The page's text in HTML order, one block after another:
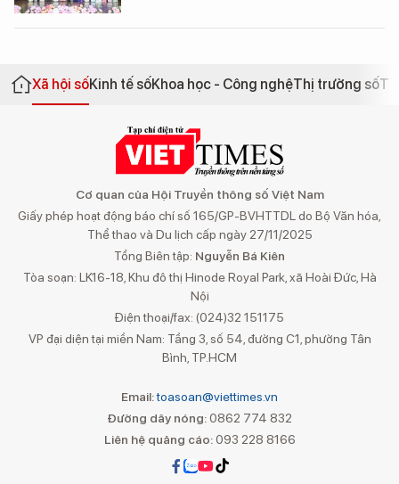
Xã hội sốKinh tế sốKhoa học - Công nghệThị trường số
Cơ quan của Hội Truyền thông số Việt Nam
Giấy phép hoạt động báo chí số 165/GP-BVHTTDL do Bộ Văn hóa,
Thể thao và Du lịch cấp ngày 27/11/2025
Tổng Biên tập: Nguyễn Bá Kiên
Tòa soạn: LK16-18, Khu đô thị Hinode Royal Park, xã Hoài Đức, Hà
Nội
Điện thoại/fax: (024)32 151175
VP đại diện tại miền Nam: Tầng 3, số 54, đường C1, phường Tân
Bình, TP.HCM
Email:toasoan@viettimes.vn
Đường dây nóng: 0862 774 832
Liên hệ quảng cáo:093 228 8166